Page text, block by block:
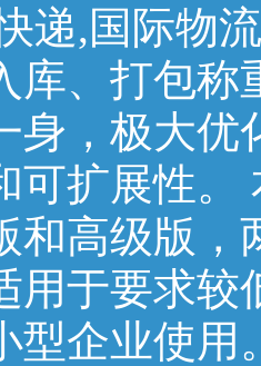
递,国际物
库、打包称
身，极大优
可扩展性。
和高级版
用于要求
型企业使